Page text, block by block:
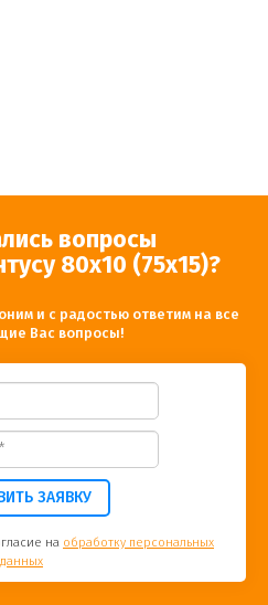
вопросы
80х10 (75x15)?
и с радостью ответим на все
Вас вопросы!
ЗАЯВКУ
на обработку персональных
данных